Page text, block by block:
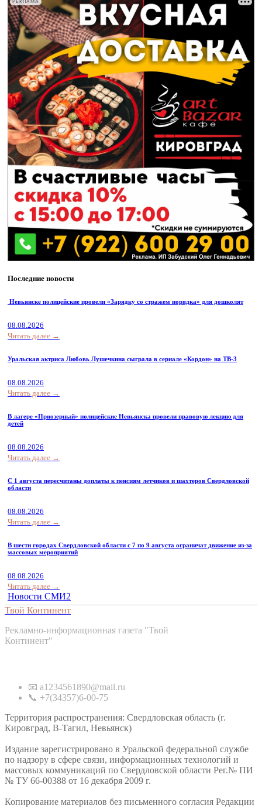
РЕКЛАМА
Последние новости
Невьянске полицейские провели «Зарядку со стражем порядка» для дошколят
08.08.2026
Читать далее →
Уральская актриса Любовь Лушечкина сыграла в сериале «Кордон» на ТВ-3
08.08.2026
Читать далее →
В лагере «Приозерный» полицейские Невьянска провели правовую лекцию для
детей
08.08.2026
Читать далее →
С 1 августа пересчитаны доплаты к пенсиям летчиков и шахтеров Свердловской
области
08.08.2026
Читать далее →
В шести городах Свердловской области с 7 по 9 августа ограничат движение из-за
массовых мероприятий
08.08.2026
Читать далее →
Новости СМИ2
Твой Континент
Рекламно-информационная газета "Твой
Континент"
📧 a1234561890@mail.ru
📞 +7(34357)6-00-75
Территория распространения: Свердловская область (г.
Кировград, В-Тагил, Невьянск)
Издание зарегистрировано в Уральской федеральной службе
по надзору в сфере связи, информационных технологий и
массовых коммуникаций по Свердловской области Рег.№ ПИ
№ ТУ 66-00388 от 16 декабря 2009 г.
Копирование материалов без письменного согласия Редакции